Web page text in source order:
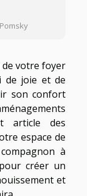
de votre foyer
de joie et de
son confort
article des
espace de
à
créer un
et